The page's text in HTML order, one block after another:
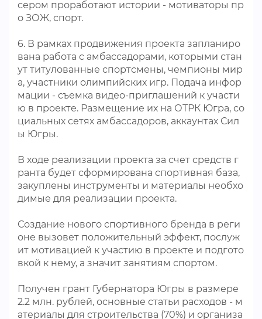
сером проработают истории - мотиваторы пр
о ЗОЖ, спорт.
6. В рамках продвижения проекта запланиро
вана работа с амбассадорами, которыми стан
ут титулованные спортсмены, чемпионы мир
а, участники олимпийских игр. Подача инфор
мации - съемка видео-приглашений к участи
ю в проекте. Размещение их на ОТРК Югра, со
циальных сетях амбассадоров, аккаунтах Сил
ы Югры.
В ходе реализации проекта за счет средств г
ранта будет сформирована спортивная база,
закуплены инструменты и материалы необхо
димые для реализации проекта.
Создание нового спортивного бренда в реги
оне вызовет положительный эффект, послуж
ит мотивацией к участию в проекте и подгото
вкой к нему, а значит занятиям спортом.
Получен грант Губернатора Югры в размере
2.2 млн. рублей, основные статьи расходов - м
атериалы для строительства (70%) и организа